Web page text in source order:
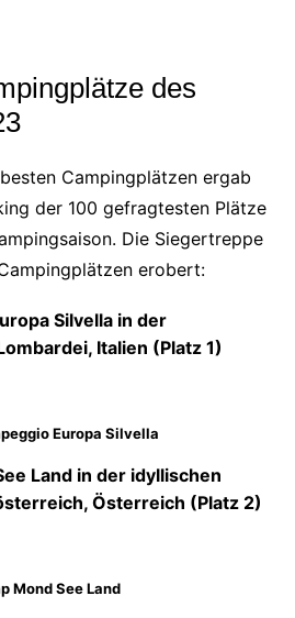
des
Campingplätzen ergab
der 100 gefragtesten Plätze
Die Siegertreppe
erobert:
Silvella in der
Italien (Platz 1)
Europa Silvella
Land in der idyllischen
Österreich (Platz 2)
Mond See Land